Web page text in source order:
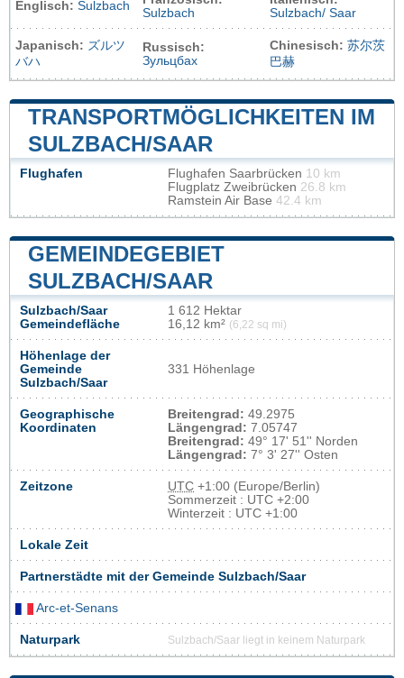
Englisch: Sulzbach
Sulzbach
Sulzbach/ Saar
Japanisch: ズルツ
バハ
Russisch:
Зульцбах
Chinesisch: 苏尔茨
巴赫
TRANSPORTMÖGLICHKEITEN IM
SULZBACH/SAAR
Flughafen Flughafen Saarbrücken 10 km
Flugplatz Zweibrücken 26.8 km
Ramstein Air Base 42.4 km
GEMEINDEGEBIET
SULZBACH/SAAR
Sulzbach/Saar
Gemeindefläche
1 612 Hektar
16,12 km² (6,22 sq mi)
Höhenlage der
Gemeinde
Sulzbach/Saar
331 Höhenlage
Geographische
Koordinaten
Breitengrad: 49.2975
Längengrad: 7.05747
Breitengrad: 49° 17' 51'' Norden
Längengrad: 7° 3' 27'' Osten
Zeitzone UTC +1:00 (Europe/Berlin)
Sommerzeit : UTC +2:00
Winterzeit : UTC +1:00
Lokale Zeit
Partnerstädte mit der Gemeinde Sulzbach/Saar
Arc-et-Senans
Naturpark Sulzbach/Saar liegt in keinem Naturpark